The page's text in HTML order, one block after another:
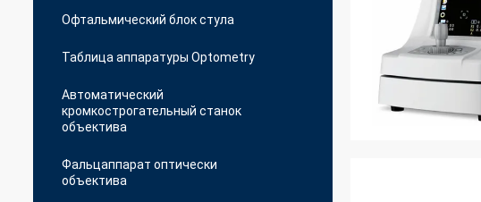
Офтальмический блок стула
Таблица аппаратуры Optometry
Автоматический
кромкострогательный станок
объектива
Фальцаппарат оптически
объектива